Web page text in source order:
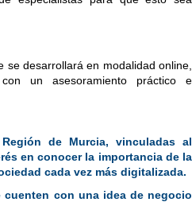
desarrollará en modalidad online,
un asesoramiento práctico e
de Murcia, vinculadas al
en conocer la importancia de la
cada vez más digitalizada.
cuenten con una idea de negocio